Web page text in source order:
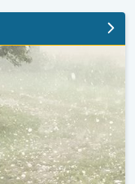
. .